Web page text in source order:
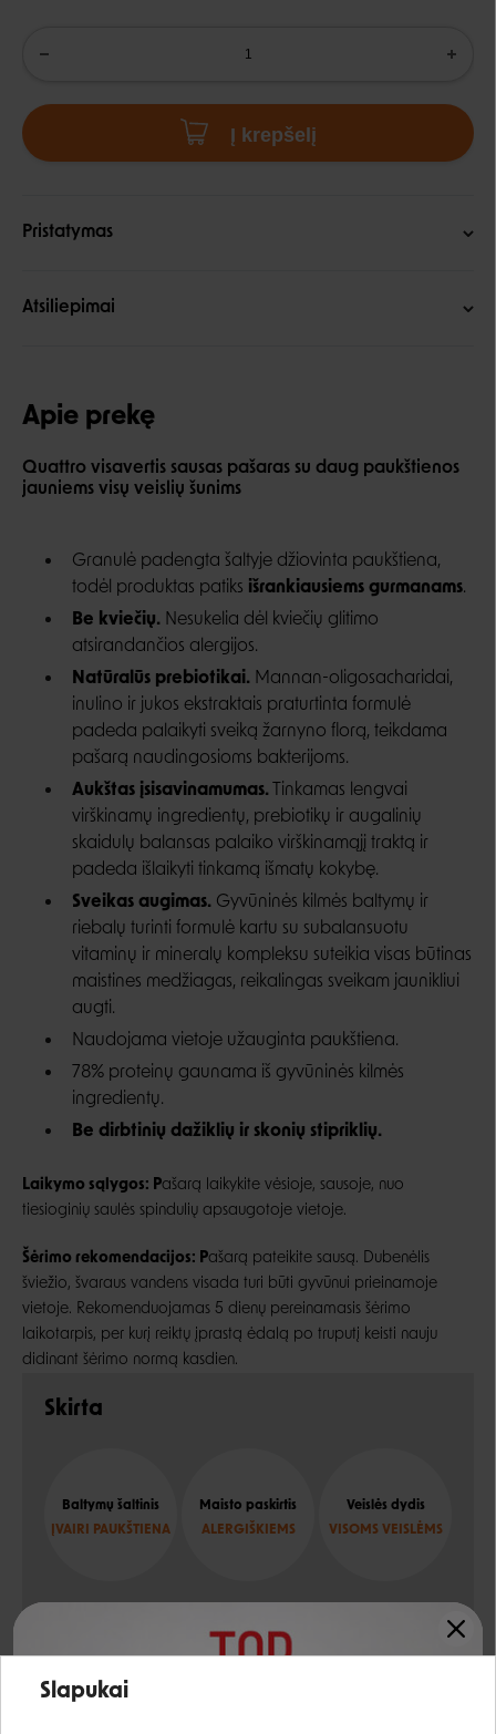
Į krepšelį
Pristatymas
Atsiliepimai
Apie prekę
Quattro visavertis sausas pašaras su daug paukštienos
jauniems visų veislių šunims
Granulė padengta šaltyje džiovinta paukštiena,
todėl produktas patiks išrankiausiems gurmanams.
Be kviečių. Nesukelia dėl kviečių glitimo
atsirandančios alergijos.
Natūralūs prebiotikai. Mannan-oligosacharidai,
inulino ir jukos ekstraktais praturtinta formulė
padeda palaikyti sveiką žarnyno florą, teikdama
pašarą naudingosioms bakterijoms.
Aukštas įsisavinamumas. Tinkamas lengvai
virškinamų ingredientų, prebiotikų ir augalinių
skaidulų balansas palaiko virškinamąjį traktą ir
padeda išlaikyti tinkamą išmatų kokybę.
Sveikas augimas. Gyvūninės kilmės baltymų ir
riebalų turinti formulė kartu su subalansuotu
vitaminų ir mineralų kompleksu suteikia visas būtinas
maistines medžiagas, reikalingas sveikam jaunikliui
augti.
Naudojama vietoje užauginta paukštiena.
78% proteinų gaunama iš gyvūninės kilmės
ingredientų.
Be dirbtinių dažiklių ir skonių stipriklių.
Laikymo sąlygos: Pašarą laikykite vėsioje, sausoje, nuo
tiesioginių saulės spindulių apsaugotoje vietoje.
Šėrimo rekomendacijos: Pašarą pateikite sausą. Dubenėlis
šviežio, švaraus vandens visada turi būti gyvūnui prieinamoje
vietoje. Rekomenduojamas 5 dienų pereinamasis šėrimo
laikotarpis, per kurį reiktų įprastą ėdalą po truputį keisti nauju
didinant šėrimo normą kasdien.
Skirta
Baltymų šaltinis
ĮVAIRI PAUKŠTIENA
Maisto paskirtis
ALERGIŠKIEMS
Veislės dydis
VISOMS VEISLĖMS
Sudėtis
Įvertinimas:
Slapukai